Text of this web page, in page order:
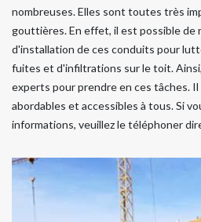
nombreuses. Elles sont toutes très
gouttières. En effet, il est possible de
d'installation de ces conduits pour
fuites et d'infiltrations sur le toit.
experts pour prendre en ces tâches.
abordables et accessibles à tous. Si
informations, veuillez le téléphoner